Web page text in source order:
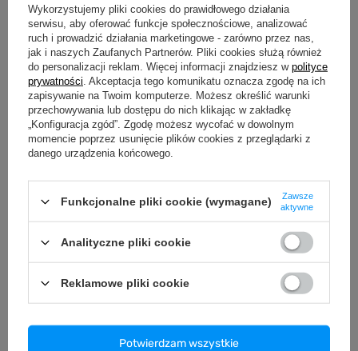
Bluza męska VOYOVNIK "Indian Chief" - czarna
119,99 zł / szt.
Z NASZEGO PORADNIKA
Wykorzystujemy pliki cookies do prawidłowego działania
serwisu, aby oferować funkcje społecznościowe, analizować
ruch i prowadzić działania marketingowe - zarówno przez nas,
jak i naszych Zaufanych Partnerów. Pliki cookies służą również
do personalizacji reklam. Więcej informacji znajdziesz w polityce
prywatności . Akceptacja tego komunikatu oznacza zgodę na ich
zapisywanie na Twoim komputerze. Możesz określić warunki
przechowywania lub dostępu do nich klikając w zakładkę
„Konfiguracja zgód”. Zgodę możesz wycofać w dowolnym
momencie poprzez usunięcie plików cookies z przeglądarki z
danego urządzenia końcowego.
Funkcjonalne pliki cookie (wymagane)
Zawsze
aktywne
Analityczne pliki cookie
Reklamowe pliki cookie
Potwierdzam wszystkie